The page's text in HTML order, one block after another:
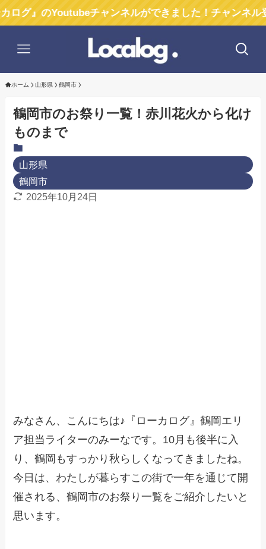
チャンネルができました！チャンネル登録お願い
ホーム 山形県 鶴岡市
鶴岡市のお祭り一覧！赤川花火から化け
ものまで
山形県
鶴岡市
2025年10月24日
みなさん、こんにちは♪『ローカログ』鶴岡エリ
ア担当ライターのみーなです。10月も後半に入
り、鶴岡もすっかり秋らしくなってきましたね。
今日は、わたしが暮らすこの街で一年を通じて開
催される、鶴岡市のお祭り一覧をご紹介したいと
思います。